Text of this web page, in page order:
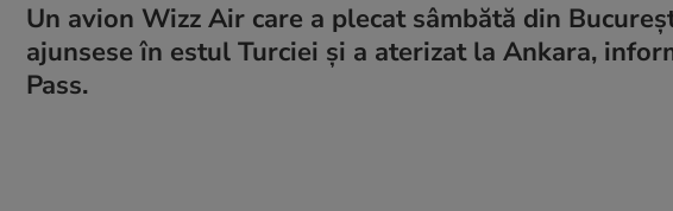
Un avion Wizz Air care a plecat sâmbătă din
ajunsese în estul Turciei și a aterizat la Ankara,
Pass.